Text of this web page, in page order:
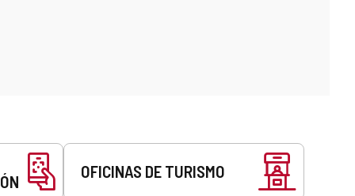
OFICINAS DE TURISMO